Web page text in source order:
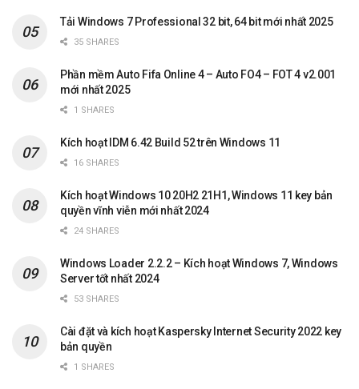
Tải Windows 7 Professional 32 bit, 64 bit mới nhất 2025
35 SHARES
Phần mềm Auto Fifa Online 4 – Auto FO4 – FOT 4 v2.001
mới nhất 2025
1 SHARES
Kích hoạt IDM 6.42 Build 52 trên Windows 11
16 SHARES
Kích hoạt Windows 10 20H2 21H1, Windows 11 key bản
quyền vĩnh viễn mới nhất 2024
24 SHARES
Windows Loader 2.2.2 – Kích hoạt Windows 7, Windows
Server tốt nhất 2024
53 SHARES
Cài đặt và kích hoạt Kaspersky Internet Security 2022 key
bản quyền
1 SHARES